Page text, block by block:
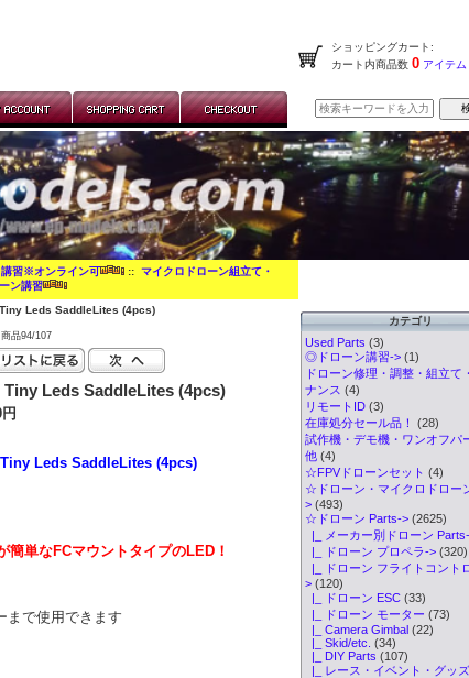
ショッピングカート:
カート内商品数 0アイテム
習※オンライン可 ::マイクロドローン組立て・
ン講習
Leds SaddleLites (4pcs)
商品94/107
Tiny Leds SaddleLites (4pcs)
Leds SaddleLites (4pcs)
簡単なFCマウントタイプのLED！
まで使用できます
カテゴリ
Used Parts (3)
◎ドローン講習->(1)
ドローン修理・調整・組立て
ナンス (4)
リモートID(3)
在庫処分セール品！
(28)
試作機・デモ機・ワンオフパ
他(4)
☆FPVドローンセット (4)
☆ドローン・マイクロドロー
>(493)
☆ドローン Parts->(2625)
|_ メーカー別ドローン
|_ ドローン プロペラ->(320)
|_ ドローン フライトコント
>(120)
|_ ドローン ESC(33)
|_ ドローン モーター (73)
|_ Camera Gimbal(22)
|_ Skid/etc. (34)
|_ DIY Parts (107)
|_ レース・イベント・グッズ